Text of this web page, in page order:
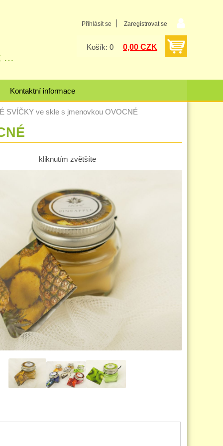
Přihlásit se Zaregistrovat se
Košík: 0 0,00 CZK
Kontaktní informace
SVÍČKY ve skle s jmenovkou OVOCNÉ
kliknutím zvětšíte